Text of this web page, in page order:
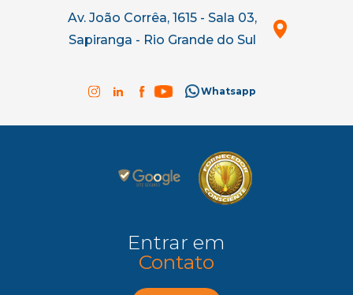
Av. João Corrêa, 1615 - Sala 03,
Sapiranga - Rio Grande do Sul
Whatsapp
Entrar em
Contato